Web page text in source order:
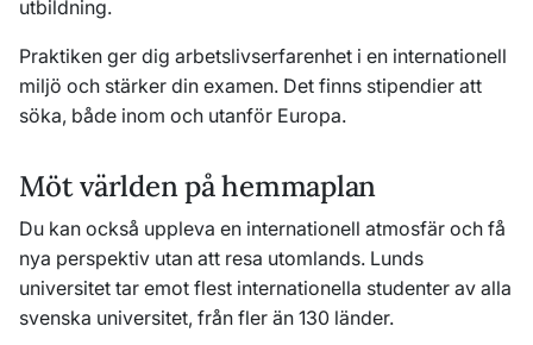
utbildning.
Praktiken ger dig arbetslivserfarenhet i en internationell
miljö och stärker din examen. Det finns stipendier att
söka, både inom och utanför Europa.
Möt världen på hemmaplan
Du kan också uppleva en internationell atmosfär och få
nya perspektiv utan att resa utomlands. Lunds
universitet tar emot flest internationella studenter av alla
svenska universitet, från fler än 130 länder.